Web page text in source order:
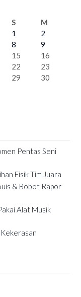
S
M
1
2
8
9
15
16
22
23
29
30
Pentas Seni
Fisik Tim Juara
& Bobot Rapor
Alat Musik